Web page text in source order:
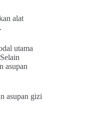
alat
utama
asupan
asupan gizi